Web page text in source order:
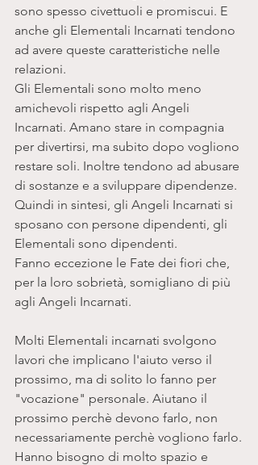
sono spesso civettuoli e promiscui. E
anche gli Elementali Incarnati tendono
ad avere queste caratteristiche nelle
relazioni.
Gli Elementali sono molto meno
amichevoli rispetto agli Angeli
Incarnati. Amano stare in compagnia
per divertirsi, ma subito dopo vogliono
restare soli. Inoltre tendono ad abusare
di sostanze e a sviluppare dipendenze.
Quindi in sintesi, gli Angeli Incarnati si
sposano con persone dipendenti, gli
Elementali sono dipendenti.
Fanno eccezione le Fate dei fiori che,
per la loro sobrietà, somigliano di più
agli Angeli Incarnati.
Molti Elementali incarnati svolgono
lavori che implicano l'aiuto verso il
prossimo, ma di solito lo fanno per
"vocazione" personale. Aiutano il
prossimo perchè devono farlo, non
necessariamente perchè vogliono farlo.
Hanno bisogno di molto spazio e